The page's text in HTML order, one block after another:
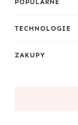
POPULARNE
TECHNOLOGIE
ZAKUPY